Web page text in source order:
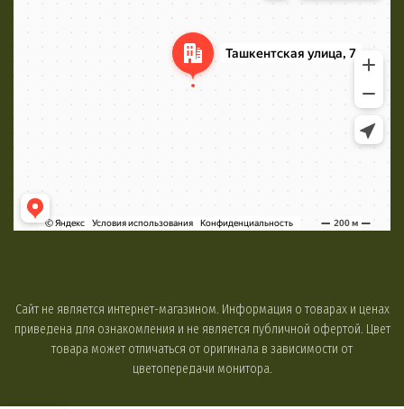
Сайт не является интернет-магазином. Информация о товарах и ценах
приведена для ознакомления и не является публичной офертой. Цвет
товара может отличаться от оригинала в зависимости от
цветопередачи монитора.